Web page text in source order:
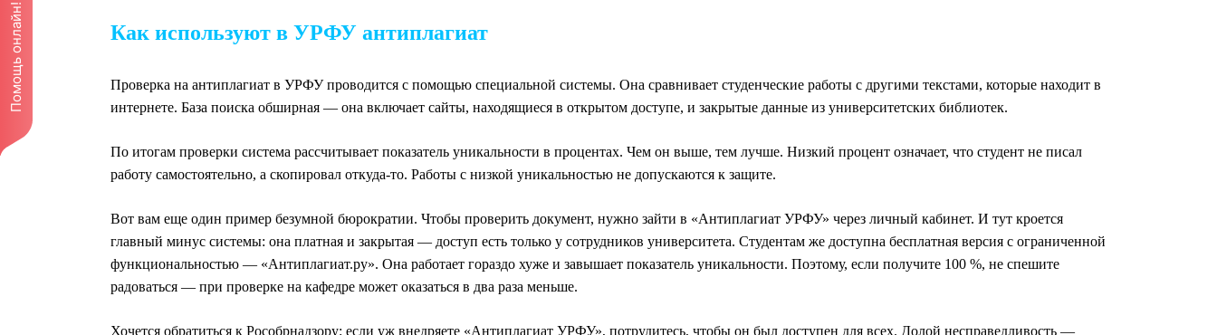
Помощь онлайн! Как используют в УРФУ антиплагиат
Проверка на антиплагиат в УРФУ проводится с помощью специальной системы. Она сравнивает студенческие работы с другими текстами, которые находит в
интернете. База поиска обширная — она включает сайты, находящиеся в открытом доступе, и закрытые данные из университетских библиотек.
По итогам проверки система рассчитывает показатель уникальности в процентах. Чем он выше, тем лучше. Низкий процент означает, что студент не писал
работу самостоятельно, а скопировал откуда-то. Работы с низкой уникальностью не допускаются к защите.
Вот вам еще один пример безумной бюрократии. Чтобы проверить документ, нужно зайти в «Антиплагиат УРФУ» через личный кабинет. И тут кроется
главный минус системы: она платная и закрытая — доступ есть только у сотрудников университета. Студентам же доступна бесплатная версия с ограниченной
функциональностью — «Антиплагиат.ру». Она работает гораздо хуже и завышает показатель уникальности. Поэтому, если получите 100 %, не спешите
радоваться — при проверке на кафедре может оказаться в два раза меньше.
Хочется обратиться к Рособрнадзору: если уж внедряете «Антиплагиат УРФУ», потрудитесь, чтобы он был доступен для всех. Долой несправедливость —